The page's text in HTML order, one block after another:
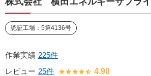
認証工場：5第4136号
作業実績 225件
レビュー 25件 4.90